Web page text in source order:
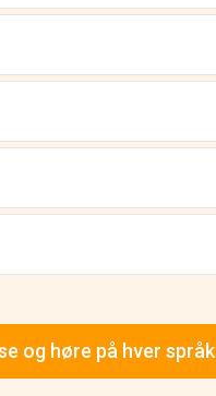
og høre på hver språk